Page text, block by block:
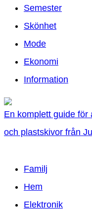
Semester
Skönhet
Mode
Ekonomi
Information
En komplett guide för
och plastskivor från
Familj
Hem
Elektronik